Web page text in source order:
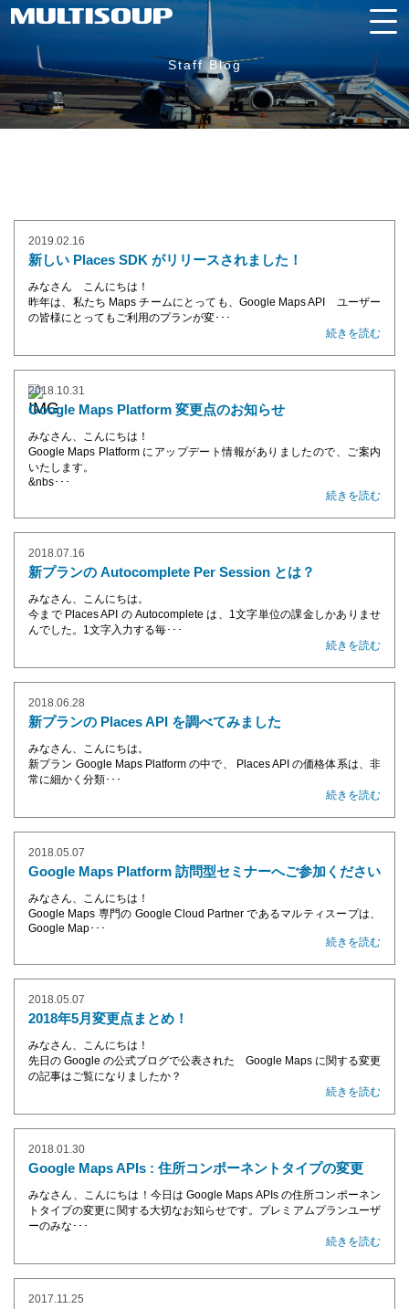
Staff Blog
2019.02.16
新しい Places SDK がリリースされました！
みなさん こんにちは！
昨年は、私たち Maps チームにとっても、Google Maps API ユーザー
の皆様にとってもご利用のプランが変･･･
続きを読む
2018.10.31
Google Maps Platform 変更点のお知らせ
みなさん、こんにちは！
Google Maps Platform にアップデート情報がありましたので、ご案内
いたします。
&nbs･･･
続きを読む
2018.07.16
新プランの Autocomplete Per Session とは？
みなさん、こんにちは。
今まで Places API の Autocomplete は、1文字単位の課金しかありませ
んでした。1文字入力する毎･･･
続きを読む
2018.06.28
新プランの Places API を調べてみました
みなさん、こんにちは。
新プラン Google Maps Platform の中で、 Places API の価格体系は、非
常に細かく分類･･･
続きを読む
2018.05.07
Google Maps Platform 訪問型セミナーへご参加ください
みなさん、こんにちは！
Google Maps 専門の Google Cloud Partner であるマルティスープは、
Google Map･･･
続きを読む
2018.05.07
2018年5月変更点まとめ！
みなさん、こんにちは！
先日の Google の公式ブログで公表された Google Maps に関する変更
の記事はご覧になりましたか？
続きを読む
2018.01.30
Google Maps APIs : 住所コンポーネントタイプの変更
みなさん、こんにちは！今日は Google Maps APIs の住所コンポーネン
トタイプの変更に関する大切なお知らせです。プレミアムプランユーザ
ーのみな･･･
続きを読む
2017.11.25